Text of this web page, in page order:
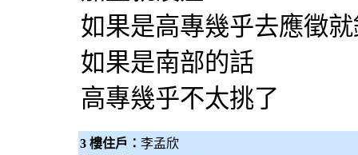
如果是高專幾乎去應徵
如果是南部的話
高專幾乎不太挑了
3 樓住戶： 李孟欣